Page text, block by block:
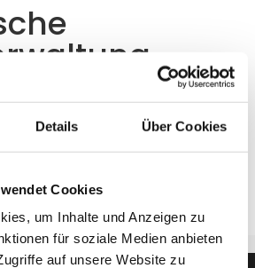
Details Über Cookies
Cookies
um Inhalte und Anzeigen zu
für soziale Medien anbieten
auf unsere Website zu
Haus 2 im Erdgeschoß direkt
- erster Raum links.